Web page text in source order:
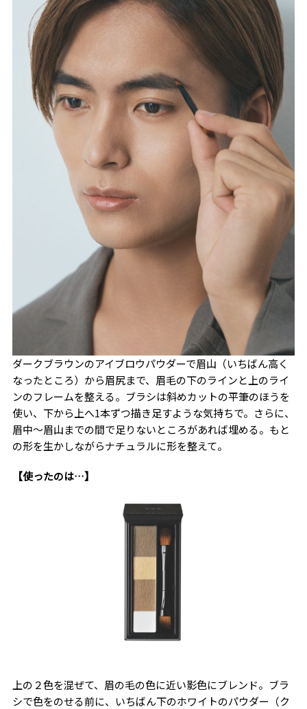
ダークブラウンのアイブロウパウダーで眉山（いちばん高く
なったところ）から眉尻まで、 眉毛の下のラインと上のライ
ンのフレームを整える。ブラシは斜めカットの平筆のほうを
使い、下から上へ1本ずつ描き足すような気持ちで。さらに、
眉中〜眉山までの間で足りないところがあれば埋める。 もと
の形を生かしながらナチュラルに形を整えて。
【使ったのは…】
上の２色を混ぜて、眉の毛の色に近い影色にブレンド。ブラ
シで色をのせる前に、いちばん下のホワイトのパウダー（ク